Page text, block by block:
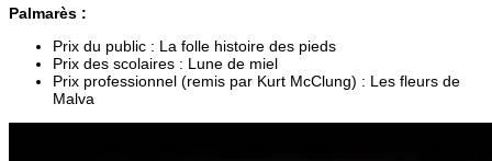
Palmarès :
Prix du public : La folle histoire des pieds
Prix des scolaires : Lune de miel
Prix professionnel (remis par Kurt McClung) : Les fleurs de
Malva